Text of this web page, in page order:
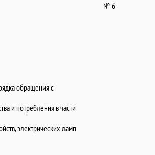
№ 6
обращения с
и потребления в части
электрических ламп